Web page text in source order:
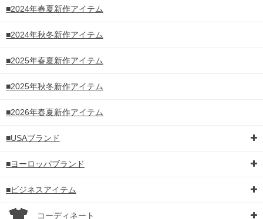
■2024年春夏新作アイテム
■2024年秋冬新作アイテム
■2025年春夏新作アイテム
■2025年秋冬新作アイテム
■2026年春夏新作アイテム
■USAブランド
■ヨーロッパブランド
■ビジネスアイテム
コーディネート